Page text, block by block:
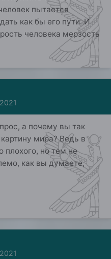
пытается
как бы его пути..И
человека мерзость
а почему вы так
мира? Ведь в
плохого, но тем не
как вы думаете,